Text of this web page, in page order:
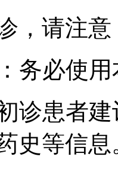
，请注意
务必使
诊患者
史等信息